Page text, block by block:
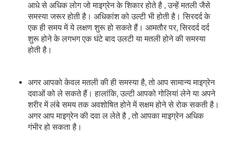
आधे से अधिक लोग जो माइग्रेन के शिकार होते है , उन्हें मतली जैसे
समस्या जरूर होती है। अधिकांश को उल्टी भी होती है। सिरदर्द के
एक ही समय में ये लक्षण शुरू हो सकते हैं। आमतौर पर, सिरदर्द दर्द
शुरू होने के लगभग एक घंटे बाद उलटी या मतली होने की समस्या
होती है।
अगर आपको केवल मतली की ही समस्या है, तो आप सामान्य माइग्रेन
दवाओं को ले सकते हैं। हालांकि, उल्टी आपको गोलियां लेने या अपने
शरीर में लंबे समय तक अवशोषित होने में सक्षम होने से रोक सकती है।
अगर आप माइग्रेन की दवा ल लेते है , तो आपका माइग्रेन अधिक
गंभीर हो सकता है।